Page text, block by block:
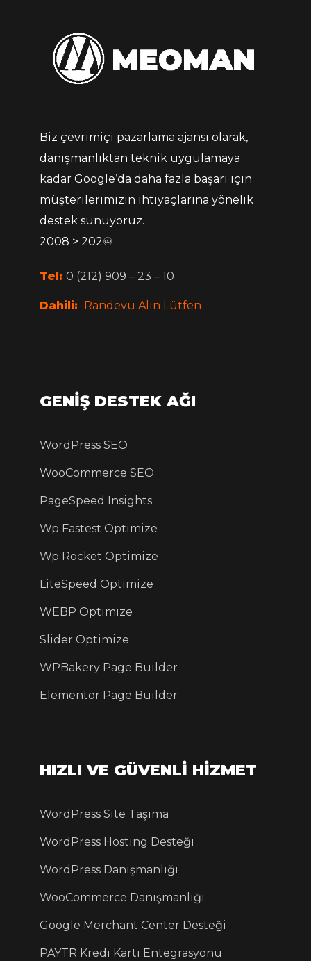
Biz çevrimiçi pazarlama ajansı olarak,
danışmanlıktan teknik uygulamaya
kadar Google’da daha fazla başarı için
müşterilerimizin ihtiyaçlarına yönelik
destek sunuyoruz.
2008 > 202♾
Tel: 0 (212) 909 – 23 – 10
Dahili: Randevu Alın Lütfen
GENİŞ DESTEK AĞI
WordPress SEO
WooCommerce SEO
PageSpeed Insights
Wp Fastest Optimize
Wp Rocket Optimize
LiteSpeed Optimize
WEBP Optimize
Slider Optimize
WPBakery Page Builder
Elementor Page Builder
HIZLI VE GÜVENLİ HİZMET
WordPress Site Taşıma
WordPress Hosting Desteği
WordPress Danışmanlığı
WooCommerce Danışmanlığı
Google Merchant Center Desteği
PAYTR Kredi Kartı Entegrasyonu